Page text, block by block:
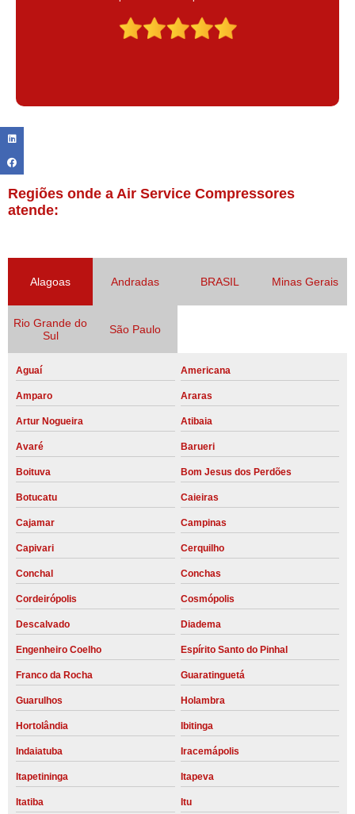
Claudinei excelente profissional!
Regiões onde a Air Service Compressores
atende:
Alagoas Andradas BRASIL Minas Gerais
Rio Grande do
Sul
São Paulo
Aguaí Americana
Amparo Araras
Artur Nogueira Atibaia
Avaré Barueri
Boituva Bom Jesus dos Perdões
Botucatu Caieiras
Cajamar Campinas
Capivari Cerquilho
Conchal Conchas
Cordeirópolis Cosmópolis
Descalvado Diadema
Engenheiro Coelho Espírito Santo do Pinhal
Franco da Rocha Guaratinguetá
Guarulhos Holambra
Hortolândia Ibitinga
Indaiatuba Iracemápolis
Itapetininga Itapeva
Itatiba Itu